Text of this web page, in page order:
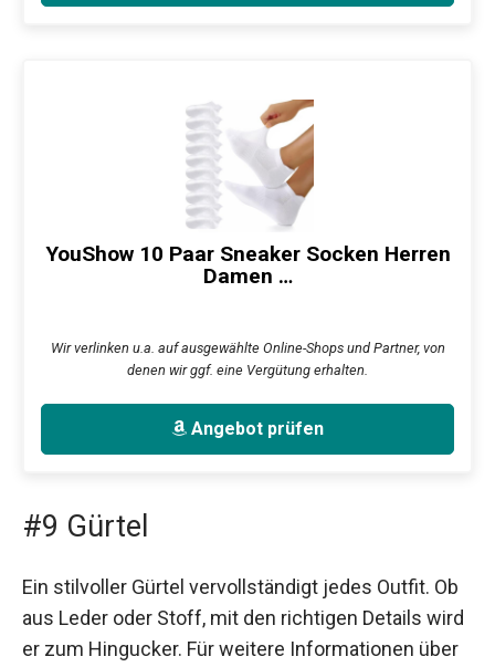
YouShow 10 Paar Sneaker Socken Herren
Damen …
Wir verlinken u.a. auf ausgewählte Online-Shops und Partner, von
denen wir ggf. eine Vergütung erhalten.
Angebot prüfen
#9 Gürtel
Ein stilvoller Gürtel vervollständigt jedes Outfit. Ob
aus Leder oder Stoff, mit den richtigen Details wird
er zum Hingucker. Für weitere Informationen über